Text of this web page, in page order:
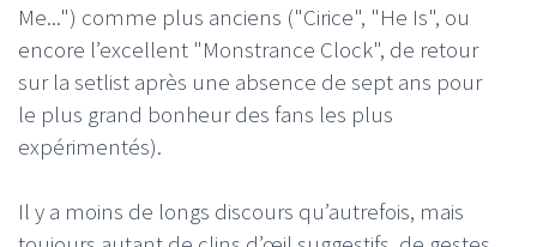
Me...") comme plus anciens ("Cirice", "He Is", ou
encore l’excellent "Monstrance Clock", de retour
sur la setlist après une absence de sept ans pour
le plus grand bonheur des fans les plus
expérimentés).
Il y a moins de longs discours qu’autrefois, mais